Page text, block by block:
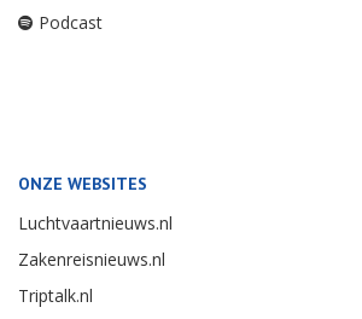
Podcast
ONZE WEBSITES
Luchtvaartnieuws.nl
Zakenreisnieuws.nl
Triptalk.nl